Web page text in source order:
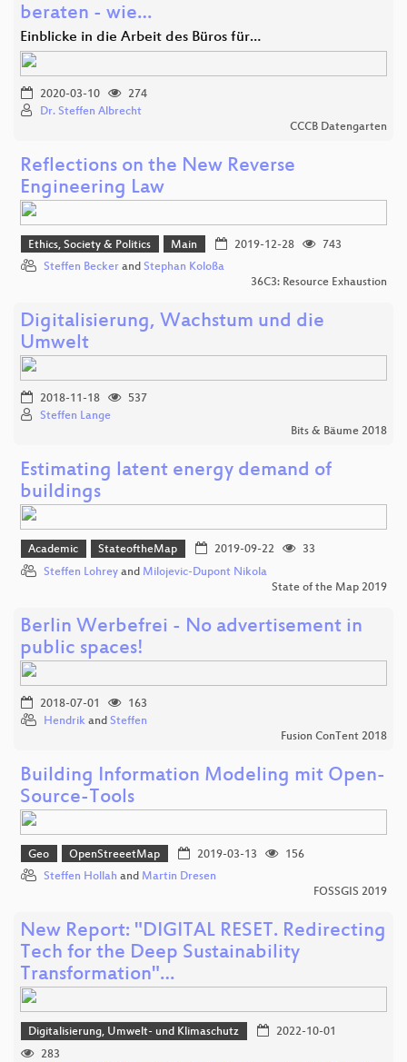
beraten - wie…
Einblicke in die Arbeit des Büros für…
2020-03-10
274
Dr. Steffen Albrecht
CCCB Datengarten
Reflections on the New Reverse
Engineering Law
Ethics, Society & Politics Main 2019-12-28
743
Steffen Becker and Stephan Koloßa
36C3: Resource Exhaustion
Digitalisierung, Wachstum und die
Umwelt
2018-11-18
537
Steffen Lange
Bits & Bäume 2018
Estimating latent energy demand of
buildings
Academic StateoftheMap 2019-09-22
33
Steffen Lohrey and Milojevic-Dupont Nikola
State of the Map 2019
Berlin Werbefrei - No advertisement in
public spaces!
2018-07-01
163
Hendrik and Steffen
Fusion ConTent 2018
Building Information Modeling mit Open-
Source-Tools
Geo OpenStreeetMap 2019-03-13
156
Steffen Hollah and Martin Dresen
FOSSGIS 2019
New Report: "DIGITAL RESET. Redirecting
Tech for the Deep Sustainability
Transformation"…
Digitalisierung, Umwelt- und Klimaschutz
2022-10-01
283